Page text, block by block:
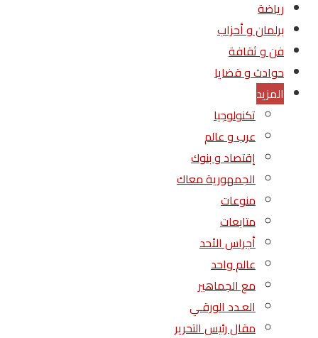
رياضة
برلمان و أحزاب
فن و ثقافة
حوادث و قضايا
المزيد
تكنولوجيا
عرب و عالم
إقتصاد و بنوك
الجمهورية معاك
منوعات
متابعات
أجراس الأحد
عالم واحد
مع الجماهير
العـدد الورقـي
مقال رئيس التحرير